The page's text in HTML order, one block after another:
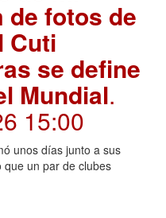
de fotos de
Cuti
se define
Mundial.
15:00
unos días junto a sus
que un par de clubes